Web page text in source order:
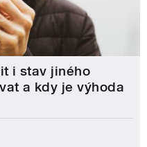
i stav jiného
a kdy je výhoda